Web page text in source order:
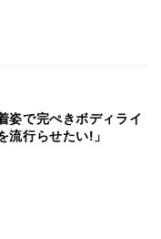
姿で完ぺきボディライ
流行らせたい!」